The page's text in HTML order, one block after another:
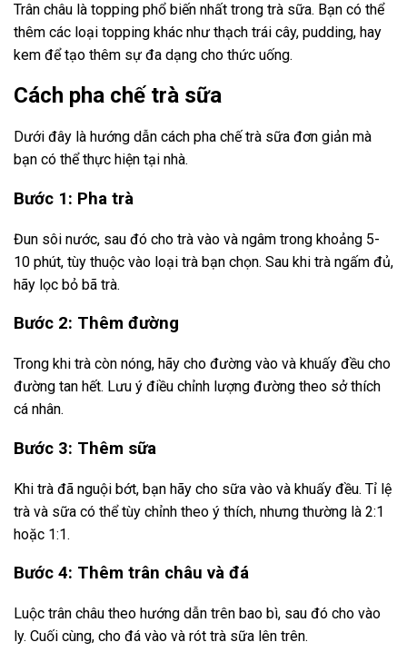
Trân châu là topping phổ biến nhất trong trà sữa. Bạn có thể
thêm các loại topping khác như thạch trái cây, pudding, hay
kem để tạo thêm sự đa dạng cho thức uống.
Cách pha chế trà sữa
Dưới đây là hướng dẫn cách pha chế trà sữa đơn giản mà
bạn có thể thực hiện tại nhà.
Bước 1: Pha trà
Đun sôi nước, sau đó cho trà vào và ngâm trong khoảng 5-
10 phút, tùy thuộc vào loại trà bạn chọn. Sau khi trà ngấm đủ,
hãy lọc bỏ bã trà.
Bước 2: Thêm đường
Trong khi trà còn nóng, hãy cho đường vào và khuấy đều cho
đường tan hết. Lưu ý điều chỉnh lượng đường theo sở thích
cá nhân.
Bước 3: Thêm sữa
Khi trà đã nguội bớt, bạn hãy cho sữa vào và khuấy đều. Tỉ lệ
trà và sữa có thể tùy chỉnh theo ý thích, nhưng thường là 2:1
hoặc 1:1.
Bước 4: Thêm trân châu và đá
Luộc trân châu theo hướng dẫn trên bao bì, sau đó cho vào
ly. Cuối cùng, cho đá vào và rót trà sữa lên trên.